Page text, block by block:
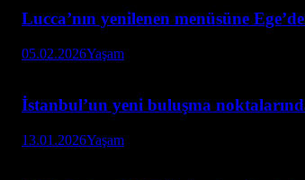
Lucca’nın yenilenen menüsüne
05.02.2026Yaşam
İstanbul’un yeni buluşma
13.01.2026Yaşam